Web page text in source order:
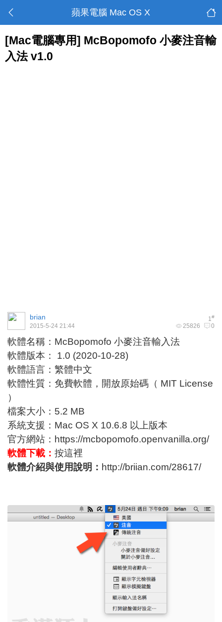
蘋果電腦 Mac OS X
[Mac電腦專用] McBopomofo 小麥注音輸
入法 v1.0
1#
brian
25826 0
2015-5-24 21:44
軟體名稱：McBopomofo 小麥注音輸入法
軟體版本： 1.0 (2020-10-28)
軟體語言：繁體中文
軟體性質：免費軟體，開放原始碼（ MIT License
）
檔案大小：5.2 MB
系統支援：Mac OS X 10.6.8 以上版本
官方網站： https://mcbopomofo.openvanilla.org/
軟體下載： 按這裡
軟體介紹與使用說明： http://briian.com/28617/